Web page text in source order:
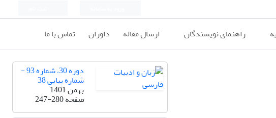
راهنمای نویسندگان ارسال مقاله داوران تماس با ما
دوره 30، شماره 93 -
شماره پیاپی 38
بهمن 1401
صفحه247-280